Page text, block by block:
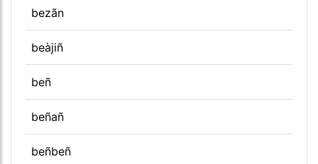
bezãn
beàjiñ
beñ
beñañ
beñbeñ